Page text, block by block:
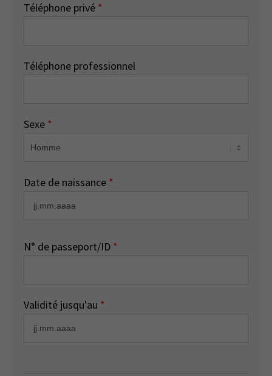
Téléphone privé *
Téléphone professionnel
Sexe *
Date de naissance *
N° de passeport/ID *
Validité jusqu'au *